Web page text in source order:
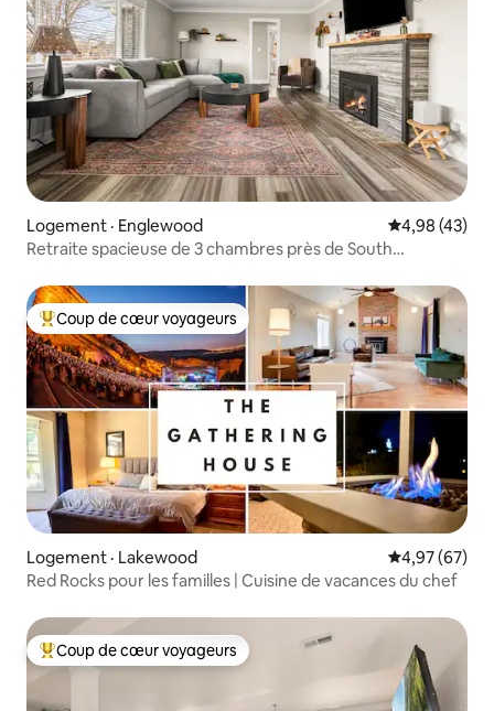
Logement · Englewood Note
4,98 (43)
Retraite spacieuse de 3 chambres près de South
Coup de cœur voyageurs parmi les plus aimés
Coup de cœur voyageurs
Logement · Lakewood Note
4,97 (67)
Red Rocks pour les familles | Cuisine de vacances du chef
Coup de cœur voyageurs parmi les plus aimés
Coup de cœur voyageurs